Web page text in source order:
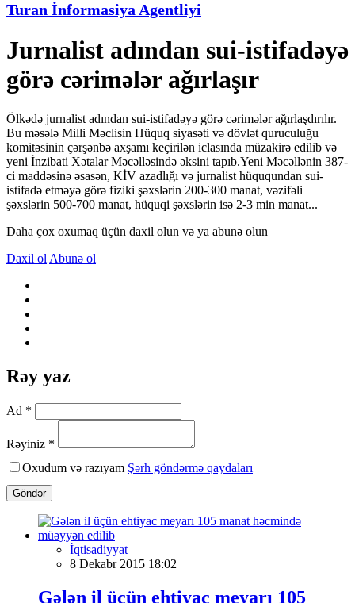
Turan İnformasiya Agentliyi
Jurnalist adından sui-istifadəyə
görə cərimələr ağırlaşır
Ölkədə jurnalist adından sui-istifadəyə görə cərimələr ağırlaşdırılır.
Bu məsələ Milli Məclisin Hüquq siyasəti və dövlət quruculuğu
komitəsinin çərşənbə axşamı keçirilən iclasında müzakirə edilib və
yeni İnzibati Xətalar Məcəlləsində əksini tapıb.Yeni Məcəllənin 387-
ci maddəsinə əsasən, KİV azadlığı və jurnalist hüququndan sui-
istifadə etməyə görə fiziki şəxslərin 200-300 manat, vəzifəli
şəxslərin 500-700 manat, hüquqi şəxslərin isə 2-3 min manat...
Daha çox oxumaq üçün daxil olun və ya abunə olun
Daxil ol Abunə ol
Rəy yaz
Ad *
Rəyiniz *
Oxudum və razıyam Şərh göndərmə qaydaları
Göndər
İqtisadiyyat
8 Dekabr 2015 18:02
Gələn il üçün ehtiyac meyarı 105